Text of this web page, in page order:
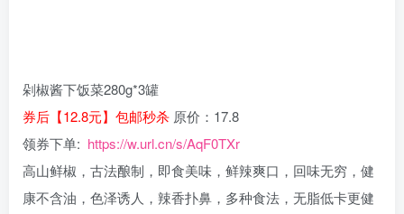
剁椒酱下饭菜280g*3罐
券后【12.8元】包邮秒杀 原价：17.8
领券下单: https://w.url.cn/s/AqF0TXr
高山鲜椒，古法酿制，即食美味，鲜辣爽口，回味无穷，健
康不含油，色泽诱人，辣香扑鼻，多种食法，无脂低卡更健